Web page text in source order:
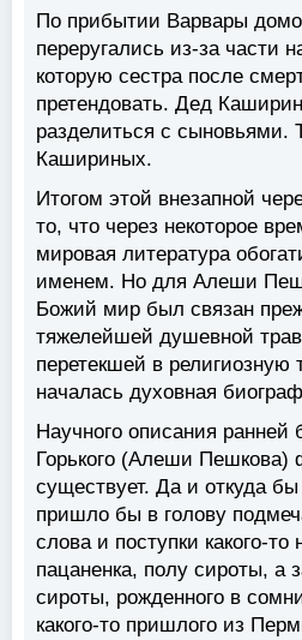
По прибытии Варвары
переругались из-за части
которую сестра после
претендовать. Дед
разделиться с сыновьями.
Кашириных.
Итогом этой внезапной
то, что через некоторое
мировая литература
именем. Но для Алеши
Божий мир был связан
тяжелейшей душевной
перетекшей в религиозную
началась духовная
Научного описания
Горького (Алеши Пешкова)
существует. Да и откуда
пришло бы в голову
слова и поступки какого-то
пацаненка, полу сироты, а
сироты, рожденного в
какого-то пришлого из